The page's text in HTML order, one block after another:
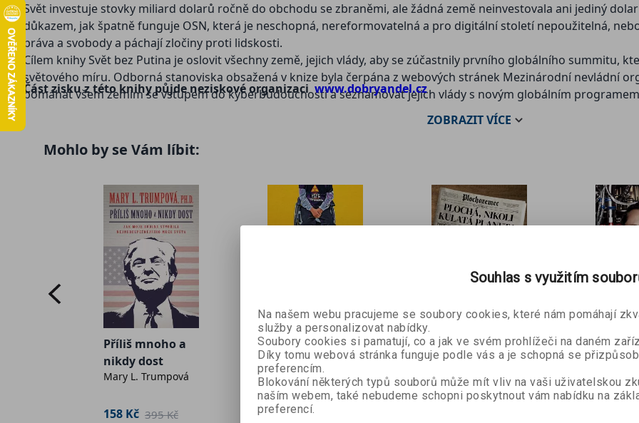
Svět investuje stovky miliard dolarů ročně do obchodu se zbraněmi, ale žádná země neinvestovala ani jediný
důkazem, jak špatně funguje OSN, která je neschopná, nereformovatelná a pro digitální století nepoužitelná,
práva a svobody a páchají zločiny proti lidskosti.
Cílem knihy Svět bez Putina je oslovit všechny země, jejich vlády, aby se zúčastnily prvního globálního summitu,
světového míru. Odborná stanoviska obsažená v knize byla čerpána z webových stránek Mezinárodní nevládní
pomáhat všem zemím se vstupem do kyberbudoucnosti a seznamovat jejich vlády s novým globálním
Část zisku z této knihy půjde neziskové organizaciwww.dobryandel.cz
ZOBRAZITVÍCE
Mohlo by se Vám líbit:
Příliš mnoho a
nikdy dost
Mary L. Trumpová
158 Kč 395 Kč
Černobyl na
kolečkách
Jiří Kalát
260 Kč 289 Kč
Plochá, nikoli
kulatá planeta
Kelly Weillová
Elon
Ashlee
Souhlas s využitím
Na našem webu pracujeme se soubory cookies, které nám pomáhají
služby a personalizovat nabídky.
Soubory cookies si pamatují, co a jak ve svém prohlížeči na daném
Díky tomu webová stránka funguje podle vás a je schopná se
preferencím.
Blokování některých typů souborů může mít vliv na vaši uživatelskou
naším webem, také nebudeme schopni poskytnout vám nabídku na
preferencí.
Přihlaste se k
první nákupje